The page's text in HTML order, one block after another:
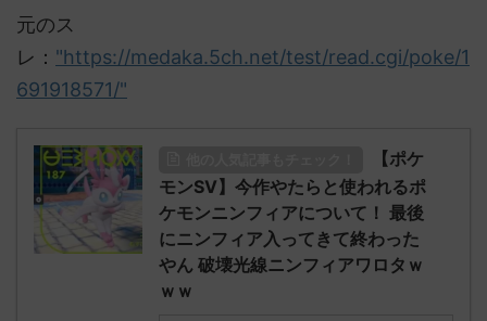
元のス
レ： "https://medaka.5ch.net/test/read.cgi/poke/1
691918571/"
【ポケ
モンSV】今作やたらと使われるポ
ケモンニンフィアについて！ 最後
にニンフィア入ってきて終わった
やん 破壊光線ニンフィアワロタｗ
ｗｗ